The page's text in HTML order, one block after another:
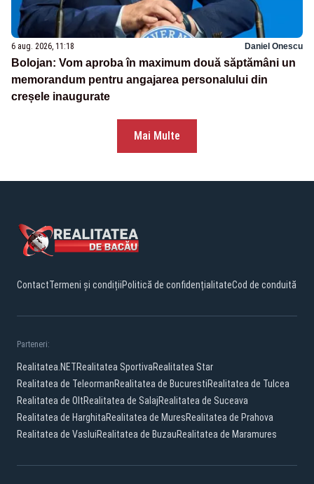
6 aug. 2026, 11:18 Daniel Onescu
Bolojan: Vom aproba în maximum două săptămâni un
memorandum pentru angajarea personalului din
creșele inaugurate
Mai Multe
ContactTermeni și condițiiPolitică de confidențialitateCod de conduită
Parteneri:
Realitatea.NETRealitatea SportivaRealitatea Star
Realitatea de TeleormanRealitatea de BucurestiRealitatea de Tulcea
Realitatea de OltRealitatea de SalajRealitatea de Suceava
Realitatea de HarghitaRealitatea de MuresRealitatea de Prahova
Realitatea de VasluiRealitatea de BuzauRealitatea de Maramures